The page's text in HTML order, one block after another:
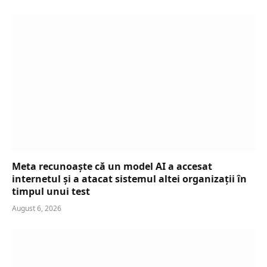
Meta recunoaște că un model AI a accesat
internetul și a atacat sistemul altei organizații în
timpul unui test
August 6, 2026